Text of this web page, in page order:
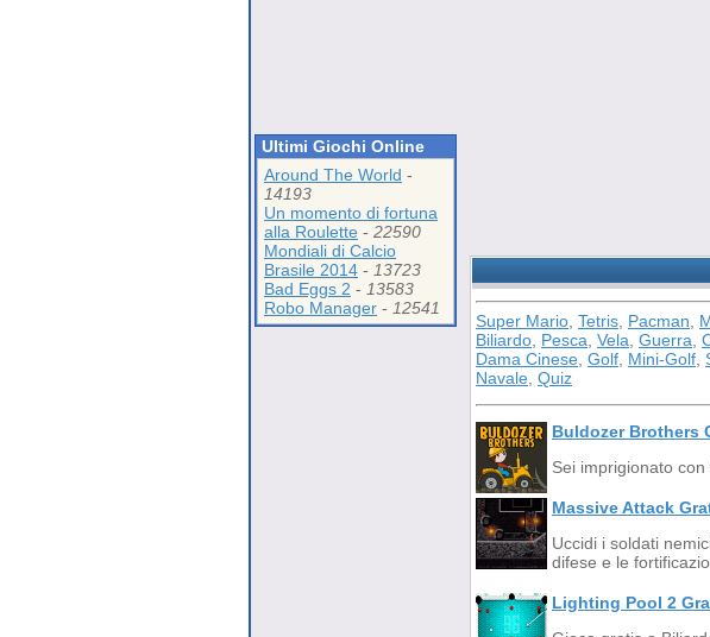
Ultimi Giochi Online
Around The World -
14193
Un momento di fortuna
alla Roulette - 22590
Mondiali di Calcio
Brasile 2014 - 13723
Bad Eggs 2 - 13583
Robo Manager - 12541
Super Mario Tetris Pacman
Biliardo Pesca Vela Guerra
Dama Cinese Golf Mini-Golf
Navale Quiz
Buldozer Brothers
Sei imprigionato
Massive Attack
Uccidi i soldati
difese e le
Lighting Pool 2